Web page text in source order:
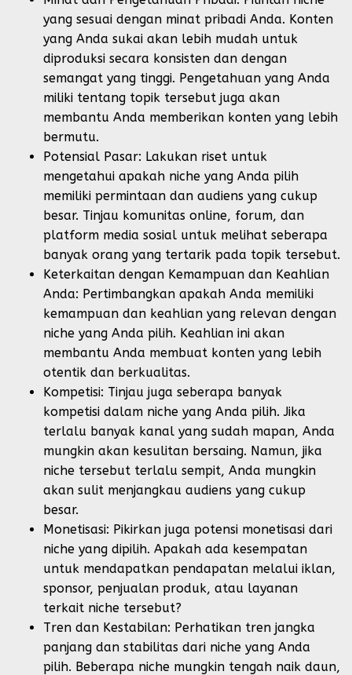
yang sesuai dengan minat pribadi Anda. Konten
yang Anda sukai akan lebih mudah untuk
diproduksi secara konsisten dan dengan
semangat yang tinggi. Pengetahuan yang Anda
miliki tentang topik tersebut juga akan
membantu Anda memberikan konten yang lebih
bermutu.
Potensial Pasar: Lakukan riset untuk
mengetahui apakah niche yang Anda pilih
memiliki permintaan dan audiens yang cukup
besar. Tinjau komunitas online, forum, dan
platform media sosial untuk melihat seberapa
banyak orang yang tertarik pada topik tersebut.
Keterkaitan dengan Kemampuan dan Keahlian
Anda: Pertimbangkan apakah Anda memiliki
kemampuan dan keahlian yang relevan dengan
niche yang Anda pilih. Keahlian ini akan
membantu Anda membuat konten yang lebih
otentik dan berkualitas.
Kompetisi: Tinjau juga seberapa banyak
kompetisi dalam niche yang Anda pilih. Jika
terlalu banyak kanal yang sudah mapan, Anda
mungkin akan kesulitan bersaing. Namun, jika
niche tersebut terlalu sempit, Anda mungkin
akan sulit menjangkau audiens yang cukup
besar.
Monetisasi: Pikirkan juga potensi monetisasi dari
niche yang dipilih. Apakah ada kesempatan
untuk mendapatkan pendapatan melalui iklan,
sponsor, penjualan produk, atau layanan
terkait niche tersebut?
Tren dan Kestabilan: Perhatikan tren jangka
panjang dan stabilitas dari niche yang Anda
pilih. Beberapa niche mungkin tengah naik daun,